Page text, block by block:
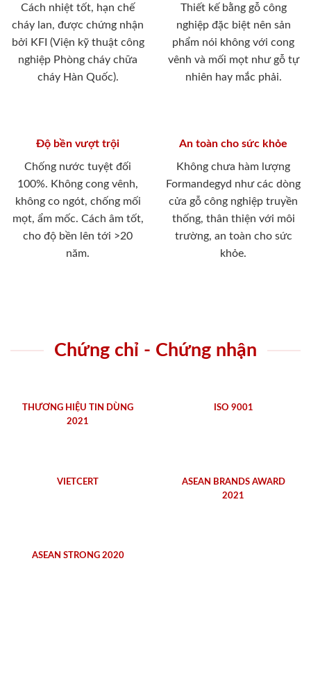
Cách nhiệt tốt, hạn chế
cháy lan, được chứng nhận
bởi KFI (Viện kỹ thuật công
nghiệp Phòng cháy chữa
cháy Hàn Quốc).
Thiết kế bằng gỗ công
nghiệp đặc biệt nên sản
phẩm nói không với cong
vênh và mối mọt như gỗ tự
nhiên hay mắc phải.
Độ bền vượt trội
Chống nước tuyệt đối
100%. Không cong vênh,
không co ngót, chống mối
mọt, ẩm mốc. Cách âm tốt,
cho độ bền lên tới >20
năm.
An toàn cho sức khỏe
Không chưa hàm lượng
Formandegyd như các dòng
cửa gỗ công nghiệp truyền
thống, thân thiện với môi
trường, an toàn cho sức
khỏe.
Chứng chỉ - Chứng nhận
THƯƠNG HIỆU TIN DÙNG
2021
ISO 9001
VIETCERT
ASEAN BRANDS AWARD
2021
ASEAN STRONG 2020